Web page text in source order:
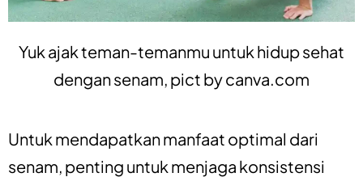
Yuk ajak teman-temanmu untuk hidup sehat
dengan senam, pict bycanva.com
Untuk mendapatkan manfaat optimal dari
senam, penting untuk menjaga konsistensi